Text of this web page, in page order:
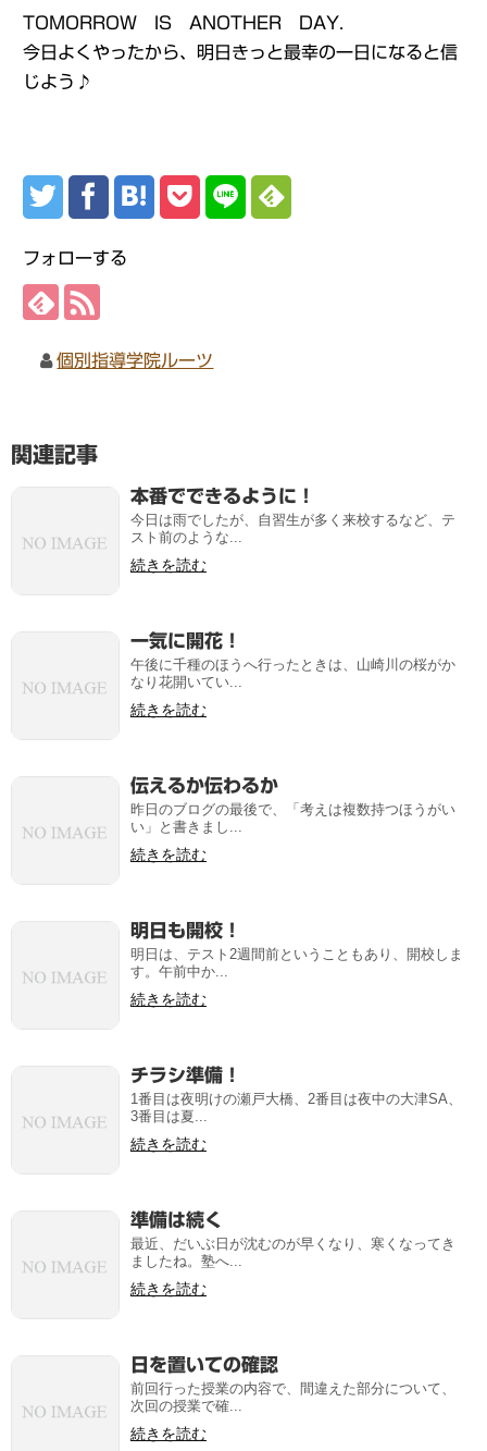
TOMORROW IS ANOTHER DAY.
今日よくやったから、明日きっと最幸の一日になると信
じよう♪
フォローする
個別指導学院ルーツ
関連記事
本番でできるように！
今日は雨でしたが、自習生が多く来校するなど、テ
スト前のような...
続きを読む
一気に開花！
午後に千種のほうへ行ったときは、山崎川の桜がか
なり花開いてい...
続きを読む
伝えるか伝わるか
昨日のブログの最後で、「考えは複数持つほうがい
い」と書きまし...
続きを読む
明日も開校！
明日は、テスト2週間前ということもあり、開校しま
す。午前中か...
続きを読む
チラシ準備！
1番目は夜明けの瀬戸大橋、2番目は夜中の大津SA、
3番目は夏...
続きを読む
準備は続く
最近、だいぶ日が沈むのが早くなり、寒くなってき
ましたね。塾へ...
続きを読む
日を置いての確認
前回行った授業の内容で、間違えた部分について、
次回の授業で確...
続きを読む